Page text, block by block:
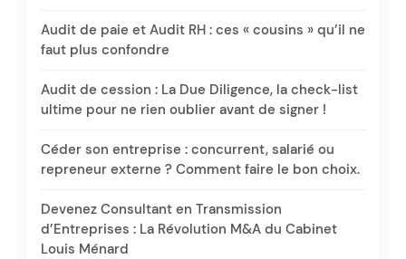
Audit de paie et Audit RH : ces « cousins » qu’il ne
faut plus confondre
Audit de cession : La Due Diligence, la check-list
ultime pour ne rien oublier avant de signer !
Céder son entreprise : concurrent, salarié ou
repreneur externe ? Comment faire le bon choix.
Devenez Consultant en Transmission
d’Entreprises : La Révolution M&A du Cabinet
Louis Ménard